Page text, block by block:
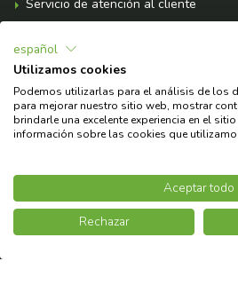
Servicio de atención al cliente
Gastos de envío
F.A.Q.
¿Necesitas ayuda?
© 2026 Copyright Askoll
español
Utilizamos cookies
Podemos utilizarlas para el análisis de los
para mejorar nuestro sitio web, mostrar
brindarle una excelente experiencia en el
información sobre las cookies que
Aceptar todo
Rechazar